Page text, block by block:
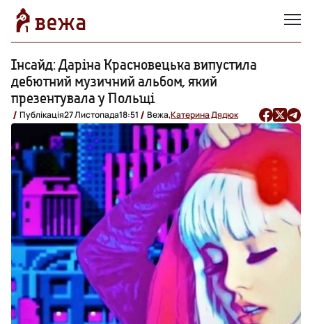
Інсайд: Даріна Красновецька випустила
дебютний музичний альбом, який
презентувала у Польщі
Публікація27 Листопада18:51 Вежа,Катерина Дядюк